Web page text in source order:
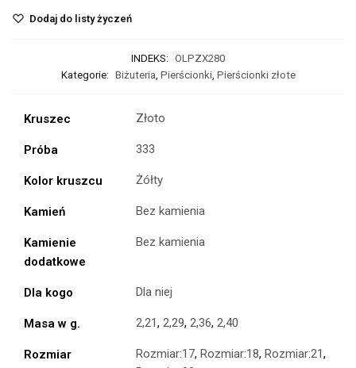
Dodaj do listy życzeń
INDEKS: OLPZX280
Kategorie: Biżuteria, Pierścionki, Pierścionki złote
Kruszec Złoto
Próba 333
Kolor kruszcu Żółty
Kamień Bez kamienia
Kamienie
dodatkowe
Bez kamienia
Dla kogo Dla niej
Masa w g. 2,21, 2,29, 2,36, 2,40
Rozmiar
Rozmiar:17, Rozmiar:18, Rozmiar:21,